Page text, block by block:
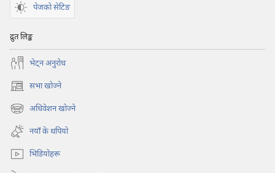
पेजको सेटिङ
द्रुत लिङ्क
भेट्‌न अनुरोध
सभा खोज्ने
(ब्राउजरको
अर्को
ट्याबमा
नयाँ
पृष्ठ
खुल्नेछ)
अधिवेशन खोज्ने
(ब्राउजरको
अर्को
ट्याबमा
नयाँ
पृष्ठ
नयाँ के थपियो
भिडियोहरू